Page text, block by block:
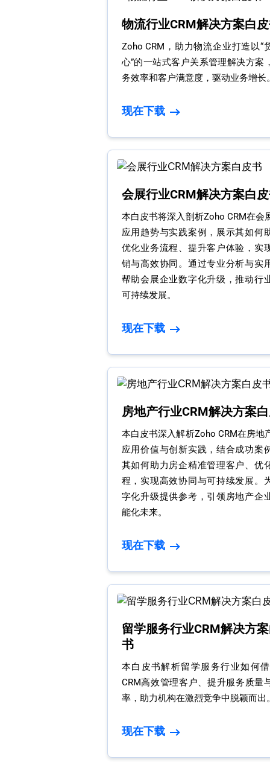
物流行业CRM解决方案白
Zoho CRM，助力物流企业打造以“
心”的一站式客户关系管理解决方案
务效率和客户满意度，驱动业务增长
现在下载
会展行业CRM解决方案白
本白皮书将深入剖析Zoho CRM在会
应用趋势与实践案例，展示其如何
优化业务流程、提升客户体验，实
销与高效协同。通过专业分析与实
帮助会展企业数字化升级，推动行
可持续发展。​
现在下载
房地产行业CRM解决方案
本白皮书深入解析Zoho CRM在房地
应用价值与创新实践，结合成功案
其如何助力房企精准管理客户、优
程，实现高效协同与可持续发展。
字化升级提供参考，引领房地产企
能化未来。​
现在下载
留学服务行业CRM解决方
书
本白皮书解析留学服务行业如何
CRM高效管理客户、提升服务质量
率，助力机构在激烈竞争中脱颖而出
现在下载